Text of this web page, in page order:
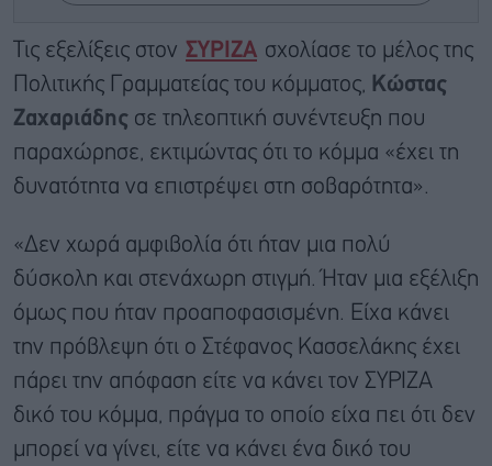
Τις εξελίξεις στον ΣΥΡΙΖΑ σχολίασε το μέλος της
Πολιτικής Γραμματείας του κόμματος, Κώστας
Ζαχαριάδης σε τηλεοπτική συνέντευξη που
παραχώρησε, εκτιμώντας ότι το κόμμα «έχει τη
δυνατότητα να επιστρέψει στη σοβαρότητα».
«Δεν χωρά αμφιβολία ότι ήταν μια πολύ
δύσκολη και στενάχωρη στιγμή. Ήταν μια εξέλιξη
όμως που ήταν προαποφασισμένη. Είχα κάνει
την πρόβλεψη ότι ο Στέφανος Κασσελάκης έχει
πάρει την απόφαση είτε να κάνει τον ΣΥΡΙΖΑ
δικό του κόμμα, πράγμα το οποίο είχα πει ότι δεν
μπορεί να γίνει, είτε να κάνει ένα δικό του